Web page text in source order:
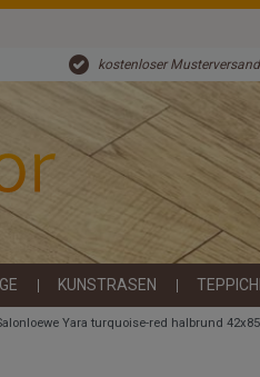
kostenloser Musterversand
KUNSTRASEN
Yara turquoise-red halbrund